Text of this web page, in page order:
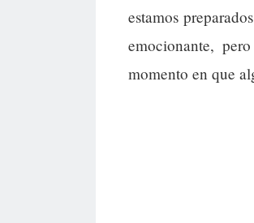
estamos
emocionante,
momento en que